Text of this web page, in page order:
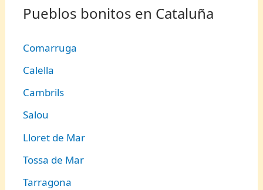
Pueblos bonitos en Cataluña
Comarruga
Calella
Cambrils
Salou
Lloret de Mar
Tossa de Mar
Tarragona